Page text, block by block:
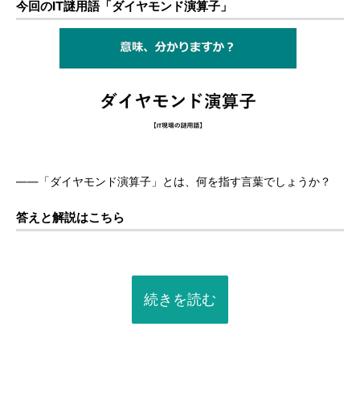
今回のIT謎用語「ダイヤモンド演算子」
――「ダイヤモンド演算子」とは、何を指す言葉でしょうか？
答えと解説はこちら
続きを読む